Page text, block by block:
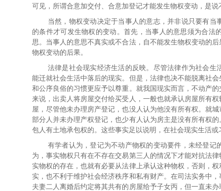
可见，所谓合意加交付、合意加登记才能发生物权变动，是
当然，物权变动决定于当事人的意志，并非说只要有
的条件才可发生物权的变动。首先，当事人的意思须为合
思。当事人的意思不真实或不合法，自不能发生物权变动的
物权变动的后果。
法律是社会现实经济生活的反映。尽管法律作为社会
能迁就社会生活中落后的现实。但是，法律也决不能脱离社
和公序良俗的习惯更应予以尊重。就我国现实而言，不动产
来说，出卖人将房屋交付给买受人，一般也就承认房屋所有
屋，尽管他未办理房产登记，也没人认为他没有所有权。就
部分人并未办理产权登记，也少有人认为房主是没有所有权
包人有土地承包权的。这些事实足以说明，在社会现实生活
有学者认为，登记为不动产物权的变动要件，未经登
为，事实物权只有在不存在交易第三人的情况下才能对抗法
实物权的存在，也就有必要从法律上承认这种物权，否则，
实，也不利于维护社会经济秩序和私有财产。在司法实务中
夫妻二人离婚后约定将其共有的房屋给予子女丙，但一直未